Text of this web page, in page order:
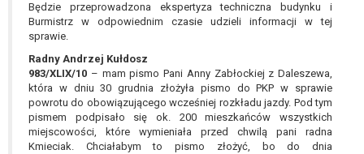
Będzie przeprowadzona ekspertyza techniczna budynku i
Burmistrz w odpowiednim czasie udzieli informacji w tej
sprawie.
Radny Andrzej Kułdosz
983/XLIX/10 – mam pismo Pani Anny Zabłockiej z Daleszewa,
która w dniu 30 grudnia złożyła pismo do PKP w sprawie
powrotu do obowiązującego wcześniej rozkładu jazdy. Pod tym
pismem podpisało się ok. 200 mieszkańców wszystkich
miejscowości, które wymieniała przed chwilą pani radna
Kmieciak. Chciałabym to pismo złożyć, bo do dnia